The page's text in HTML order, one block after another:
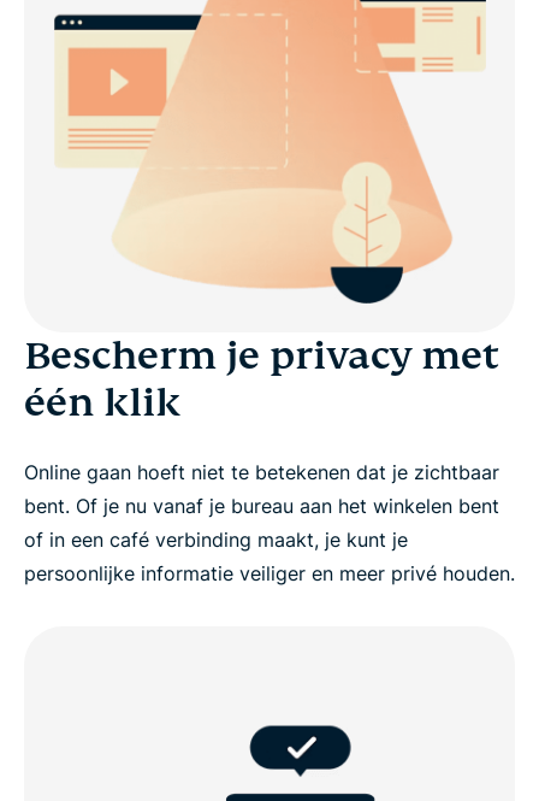
Bescherm je privacy met
één klik
Online gaan hoeft niet te betekenen dat je zichtbaar
bent. Of je nu vanaf je bureau aan het winkelen bent
of in een café verbinding maakt, je kunt je
persoonlijke informatie veiliger en meer privé houden.